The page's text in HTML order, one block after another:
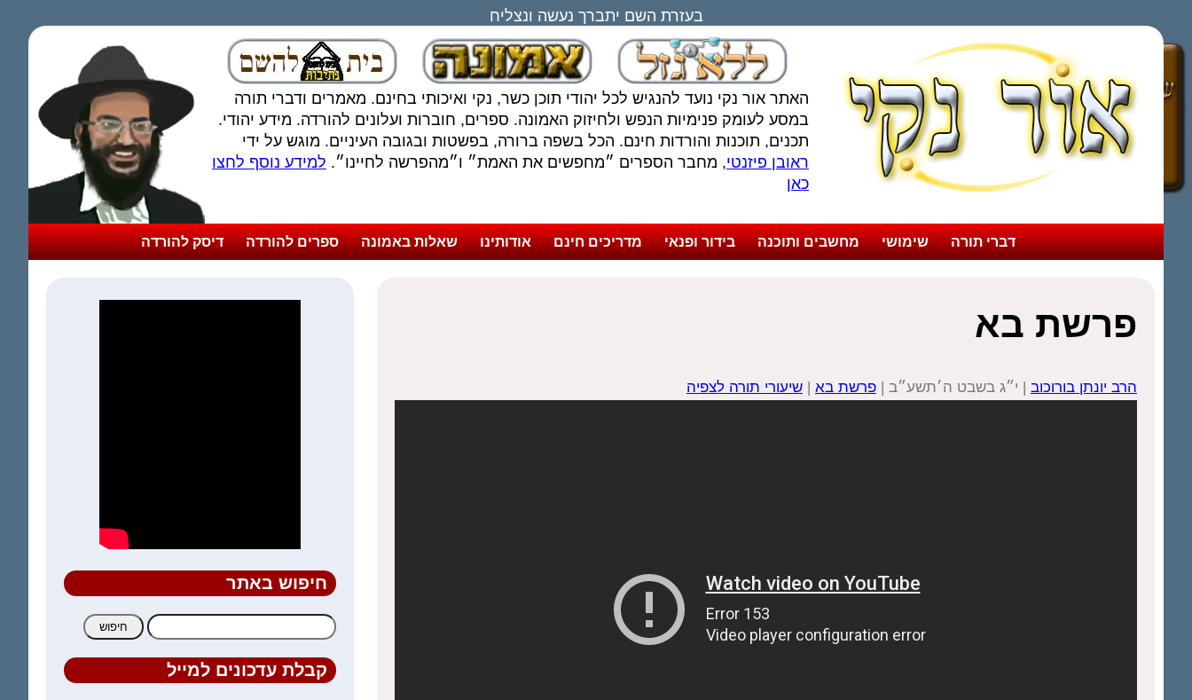
בעזרת השם יתברך נעשה ונצליח
האתר אור נקי נועד להנגיש לכל יהודי תוכן כשר, נקי ואיכותי בחינם. מאמרים ודברי תורה
במסע לעומק פנימיות הנפש ולחיזוק האמונה. ספרים, חוברות ועלונים להורדה. מידע יהודי.
תכנים, תוכנות והורדות חינם. הכל בשפה ברורה, בפשטות ובגובה העיניים. מוגש על ידי
ראובן פיזנטי, מחבר הספרים ״מחפשים את האמת״ ו״מהפרשה לחיינו״. למידע נוסף לחצו
כאן
דברי תורה שימושי מחשבים ותוכנה בידור ופנאי מדריכים חינם אודותינו שאלות באמונה ספרים להורדה דיסק להורדה
פרשת בא
הרב יונתן בורוכוב | י״ג בשבט ה׳תשע״ב | פרשת בא | שיעורי תורה לצפיה
חיפוש באתר
חיפוש:
קבלת עדכונים למייל